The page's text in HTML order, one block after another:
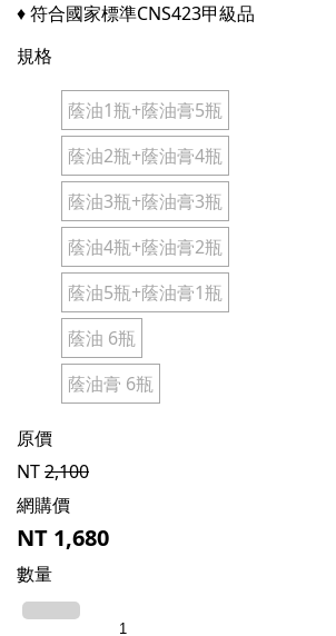
♦ 符合國家標準CNS423甲級品
規格
蔭油1瓶+蔭油膏5瓶
蔭油2瓶+蔭油膏4瓶
蔭油3瓶+蔭油膏3瓶
蔭油4瓶+蔭油膏2瓶
蔭油5瓶+蔭油膏1瓶
蔭油 6瓶
蔭油膏 6瓶
原價
NT2,100
網購價
NT 1,680
數量